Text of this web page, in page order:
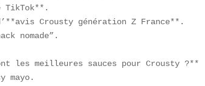
TikTok**.
Crousty génération Z France**.
nomade”.
les meilleures sauces pour Crousty ?**
mayo.